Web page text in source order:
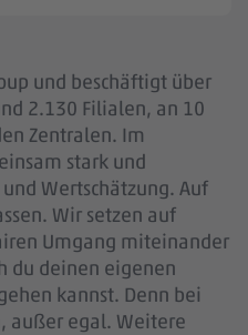
und beschäftigt über
2.130 Filialen, an 10
Zentralen. Im
stark und
Wertschätzung. Auf
Wir setzen auf
Umgang miteinander
du deinen eigenen
kannst. Denn bei
außer egal. Weitere